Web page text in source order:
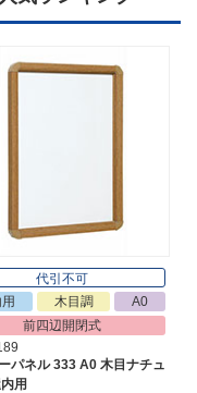
代引不可
木目調
A0
前四辺開閉式
パネル 333 A0 木目ナチュ
用